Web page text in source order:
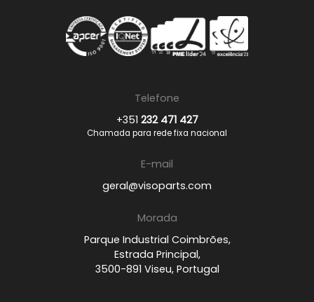
Telefone
+351 232 471 427
Chamada para rede fixa nacional
E-mail
geral@visoparts.com
Morada
Parque Industrial Coimbrões,
Estrada Principal,
3500-891 Viseu, Portugal